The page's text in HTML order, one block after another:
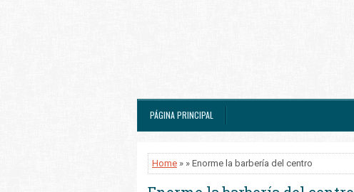
PÁGINA PRINCIPAL
Home » » Enorme la barbería del centro